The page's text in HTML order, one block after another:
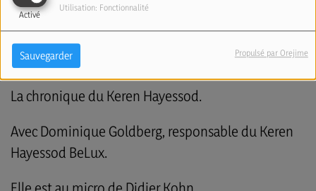
Activé
Utilisation: Fonctionnalité
Sauvegarder Propulsé par Orejime
La chronique du Keren Hayessod.
Avec Dominique Goldberg, responsable du Keren
Hayessod BeLux.